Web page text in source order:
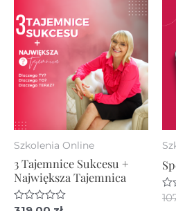
Szkolenia Online
3 Tajemnice Sukcesu +
Największa Tajemnica